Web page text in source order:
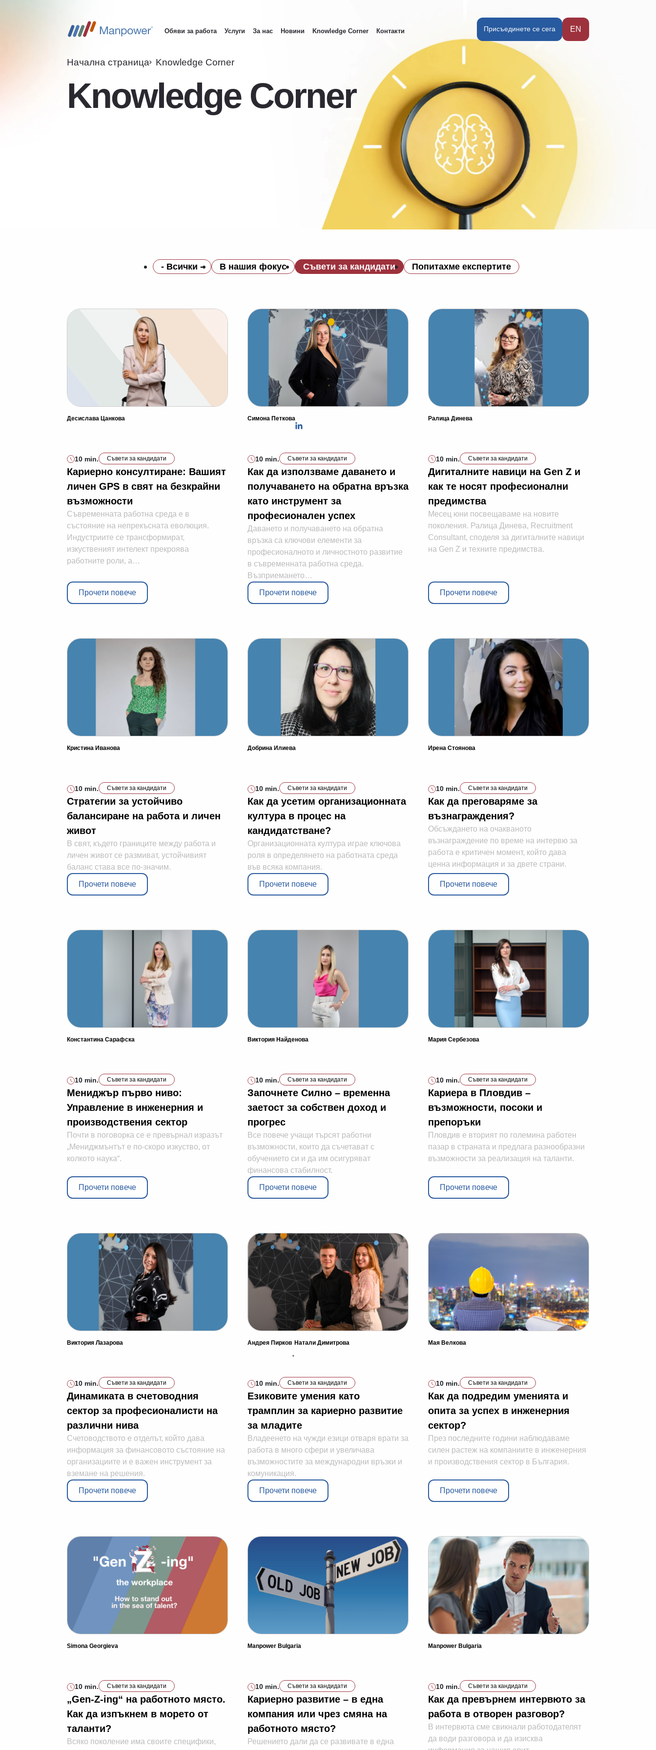
navigation
Обяви за работа Услуги За нас Новини Knowledge Corner Контакти Присъединете се сега EN
Начална страница Knowledge Corner
Knowledge Corner
- Всички - В нашия фокус Съвети за кандидати Попитахме експертите
Десислава Цанкова
10 min. Съвети за кандидати
Кариерно консултиране: Вашият
личен GPS в свят на безкрайни
възможности
Съвременната работна среда е в
състояние на непрекъсната еволюция.
Индустриите се трансформират,
изкуственият интелект прекроява
работните роли, а…
Прочети повече
Симона Петкова
10 min. Съвети за кандидати
Как да използваме даването и
получаването на обратна връзка
като инструмент за
професионален успех
Даването и получаването на обратна
връзка са ключови елементи за
професионалното и личностното развитие
в съвременната работна среда.
Възприемането…
Прочети повече
Ралица Динева
10 min. Съвети за кандидати
Дигиталните навици на Gen Z и
как те носят професионални
предимства
Месец юни посвещаваме на новите
поколения. Ралица Динева, Recruitment
Consultant, споделя за дигиталните навици
на Gen Z и техните предимства.
Прочети повече
Кристина Иванова
10 min. Съвети за кандидати
Стратегии за устойчиво
балансиране на работа и личен
живот
В свят, където границите между работа и
личен живот се размиват, устойчивият
баланс става все по-значим.
Прочети повече
Добрина Илиева
10 min. Съвети за кандидати
Как да усетим организационната
култура в процес на
кандидатстване?
Организационната култура играе ключова
роля в определянето на работната среда
във всяка компания.
Прочети повече
Ирена Стоянова
10 min. Съвети за кандидати
Как да преговаряме за
възнаграждения?
Обсъждането на очакваното
възнаграждение по време на интервю за
работа е критичен момент, който дава
ценна информация и за двете страни.
Прочети повече
Константина Сарафска
10 min. Съвети за кандидати
Мениджър първо ниво:
Управление в инженерния и
производствения сектор
Почти в поговорка се е превърнал изразът
„Мениджмънтът е по-скоро изкуство, от
колкото наука“.
Прочети повече
Виктория Найденова
10 min. Съвети за кандидати
Започнете Силно – временна
заетост за собствен доход и
прогрес
Все повече учащи търсят работни
възможности, които да съчетават с
обучението си и да им осигуряват
финансова стабилност.
Прочети повече
Мария Сербезова
10 min. Съвети за кандидати
Кариера в Пловдив –
възможности, посоки и
препоръки
Пловдив е вторият по големина работен
пазар в страната и предлага разнообразни
възможности за реализация на таланти.
Прочети повече
Виктория Лазарова
10 min. Съвети за кандидати
Динамиката в счетоводния
сектор за професионалисти на
различни нива
Счетоводството е отделът, който дава
информация за финансовото състояние на
организациите и е важен инструмент за
вземане на решения.
Прочети повече
Андрея Пирков
,
Натали Димитрова
10 min. Съвети за кандидати
Езиковите умения като
трамплин за кариерно развитие
за младите
Владеенето на чужди езици отваря врати за
работа в много сфери и увеличава
възможностите за международни връзки и
комуникация.
Прочети повече
Мая Велкова
10 min. Съвети за кандидати
Как да подредим уменията и
опита за успех в инженерния
сектор?
През последните години наблюдаваме
силен растеж на компаниите в инженерния
и производствения сектор в България.
Прочети повече
Simona Georgieva
10 min. Съвети за кандидати
„Gen-Z-ing“ на работното място.
Как да изпъкнем в морето от
таланти?
Всяко поколение има своите специфики,
Manpower Bulgaria
10 min. Съвети за кандидати
Кариерно развитие – в една
компания или чрез смяна на
работното място?
Решението дали да се развивате в една
Manpower Bulgaria
10 min. Съвети за кандидати
Как да превърнем интервюто за
работа в отворен разговор?
В интервюта сме свикнали работодателят
да води разговора и да изисква